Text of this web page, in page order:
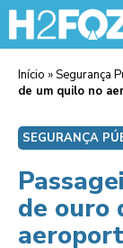
Início »Segurança
de um quilo no
SEGURANÇA
de ouro